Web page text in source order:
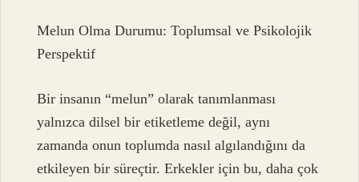
Melun Olma Durumu: Toplumsal ve Psikolojik
Perspektif
Bir insanın “melun” olarak tanımlanması
yalnızca dilsel bir etiketleme değil, aynı
zamanda onun toplumda nasıl algılandığını da
etkileyen bir süreçtir. Erkekler için bu, daha çok